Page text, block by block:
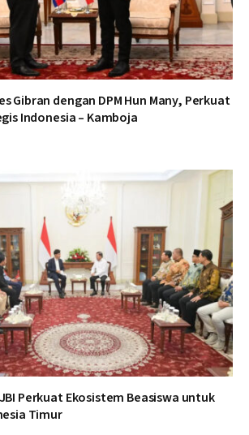
Gibran dengan DPM Hun Many, Perkuat
Indonesia – Kamboja
Perkuat Ekosistem Beasiswa untuk
Timur